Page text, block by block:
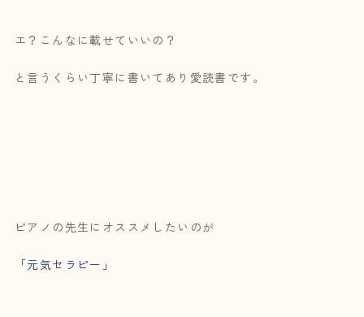
エ？こんなに載せていいの？
と言うくらい丁寧に書いてあり愛読書です。
ピアノの先生にオススメしたいのが
「元気セラピー」